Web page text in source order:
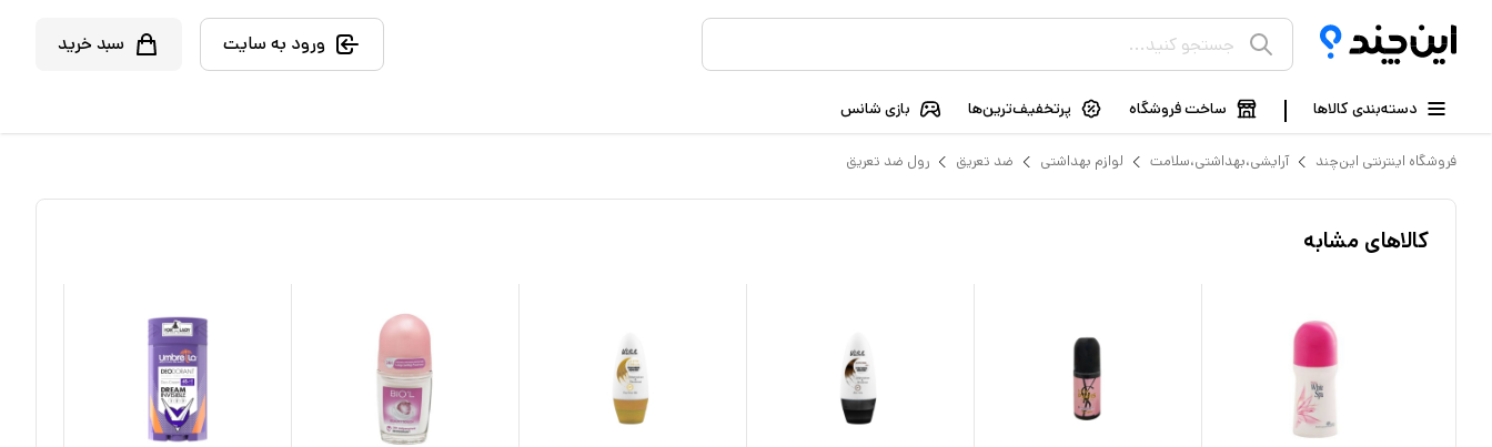
ورود به سایت سبد خرید
دسته‌بندی کالاها ساخت فروشگاه پرتخفیف‌ترین‌ها بازی شانس
فروشگاه اینترنتی این‌چند آرایشی،بهداشتی،سلامت لوازم بهداشتی ضد تعریق رول ضد تعریق
کالاهای مشابه